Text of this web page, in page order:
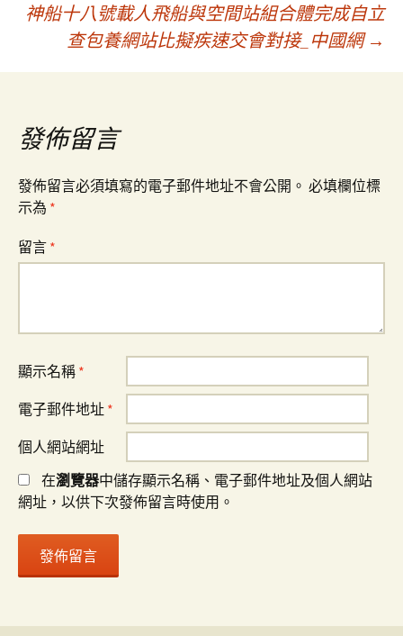
章
導
覽
神船十八號載人飛船與空間站組合體完成自立
查包養網站比擬疾速交會對接_中國網 →
發佈留言
發佈留言必須填寫的電子郵件地址不會公開。 必填欄位標
示為 *
留言 *
顯示名稱 *
電子郵件地址 *
個人網站網址
在瀏覽器中儲存顯示名稱、電子郵件地址及個人網站
網址，以供下次發佈留言時使用。